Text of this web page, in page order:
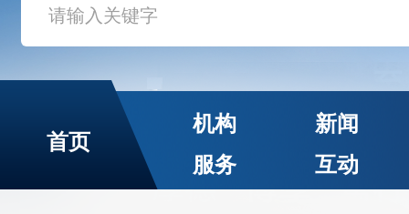
首页
机构
新闻
服务
互动